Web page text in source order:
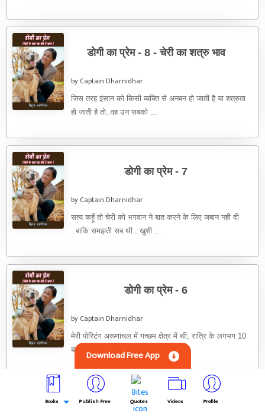
डोगी का प्रेम - 8 - चेरी का शत्रु भाव
by Captain Dharnidhar
जिस तरह इंसान को किसी व्यक्ति से अनबन हो जाती है या शत्रुता
हो जाती है तो..वह उन सबको ...
डोगी का प्रेम - 7
by Captain Dharnidhar
सत्य कहूँ तो चेरी को भगवान ने बात करने के लिए जबान नही दी
..बाकि समझती सब थी ..खुशी ...
डोगी का प्रेम - 6
by Captain Dharnidhar
मेरी पोस्टिंग अरूणाचल में गच्छम क्षेत्र में थी, रात्रि के लगभग 10
बजे होंगे ..मै तो सो गया था ...
डोगी का प्रेम - 5
Download Free App
Books Publish Free Quotes Videos Profile